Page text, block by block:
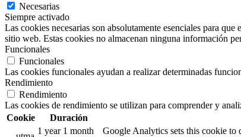
Necesarias
Siempre activado
Las cookies necesarias son absolutamente esenciales para
sitio web. Estas cookies no almacenan ninguna información
Funcionales
Funcionales
Las cookies funcionales ayudan a realizar determinadas
Rendimiento
Rendimiento
Las cookies de rendimiento se utilizan para comprender y
Cookie
Duración
1 year 1 month
Google Analytics sets this cookie to